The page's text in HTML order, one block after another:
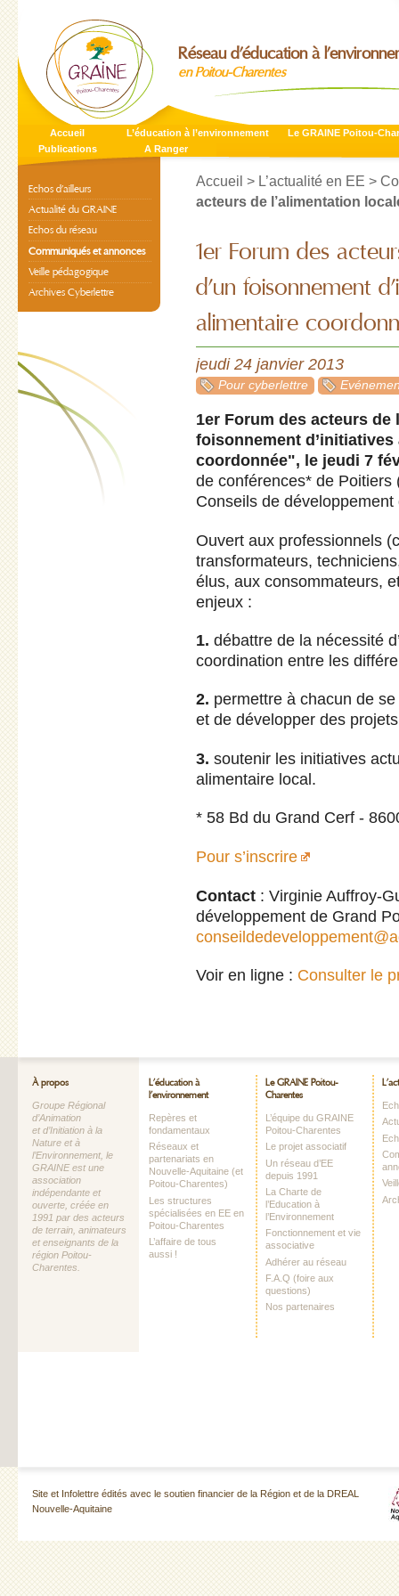
Réseau d’éducation à
en Poitou-Charentes
Accueil L’éducation à l’environnement
Le GRAINE Poitou-
Publications
A Ranger
Accueil > L’actualité en EE >
acteurs de l’alimentation
1er Forum des
d’un foisonnement
alimentaire
jeudi 24 janvier 2013
Pour cyberlettre
1er Forum des acteurs de
foisonnement
coordonnée", le jeudi 7
de conférences* de
Conseils de
Ouvert aux professionnels
transformateurs,
élus, aux consommateurs,
enjeux :
1. débattre de la nécessité
coordination entre les
2. permettre à chacun de
et de développer des
3. soutenir les initiatives
alimentaire local.
* 58 Bd du Grand Cerf -
Pour s’inscrire
Contact : Virginie Auffroy-
développement de Grand
Voir en ligne : Consulter le
Echos d’ailleurs
Actualité du GRAINE
Echos du réseau
Communiqués et annonces
Veille pédagogique
Archives Cyberlettre
À propos
Groupe Régional
d’Animation
et d’Initiation à la
Nature et à
l’Environnement, le
GRAINE est une
association
indépendante et
ouverte, créée en
1991 par des acteurs
de terrain, animateurs
et enseignants de la
région Poitou-
Charentes.
L’éducation à
l’environnement
Repères et
fondamentaux
Réseaux et
partenariats en
Nouvelle-Aquitaine (et
Poitou-Charentes)
Les structures
spécialisées en EE en
Poitou-Charentes
L’affaire de tous
aussi !
Le GRAINE Poitou-
Charentes
L’équipe du GRAINE
Poitou-Charentes
Le projet associatif
Un réseau d’EE
depuis 1991
La Charte de
l’Education à
l’Environnement
Fonctionnement et vie
associative
Adhérer au réseau
F.A.Q (foire aux
questions)
Nos partenaires
Site et Infolettre édités avec le soutien financier de la Région et de la DREAL
Nouvelle-Aquitaine